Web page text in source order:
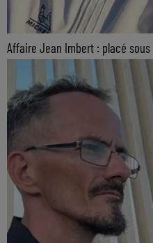
Affaire Jean Imbert : placé